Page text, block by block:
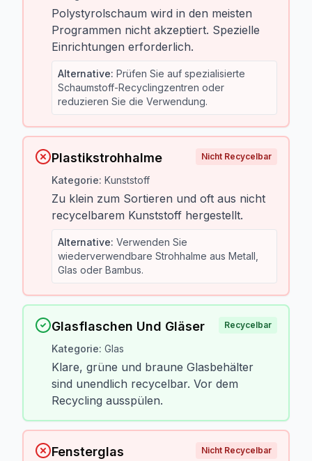
Polystyrolschaum wird in den meisten
Programmen nicht akzeptiert. Spezielle
Einrichtungen erforderlich.
Alternative: Prüfen Sie auf spezialisierte
Schaumstoff-Recyclingzentren oder
reduzieren Sie die Verwendung.
Plastikstrohhalme Nicht Recycelbar
Kategorie: Kunststoff
Zu klein zum Sortieren und oft aus nicht
recycelbarem Kunststoff hergestellt.
Alternative: Verwenden Sie
wiederverwendbare Strohhalme aus Metall,
Glas oder Bambus.
Glasflaschen Und Gläser Recycelbar
Kategorie: Glas
Klare, grüne und braune Glasbehälter
sind unendlich recycelbar. Vor dem
Recycling ausspülen.
Fensterglas Nicht Recycelbar